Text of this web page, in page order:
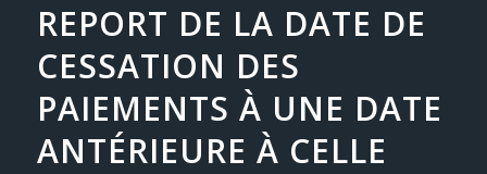
REPORT DE LA DATE DE
CESSATION DES
PAIEMENTS À UNE DATE
ANTÉRIEURE À CELLE